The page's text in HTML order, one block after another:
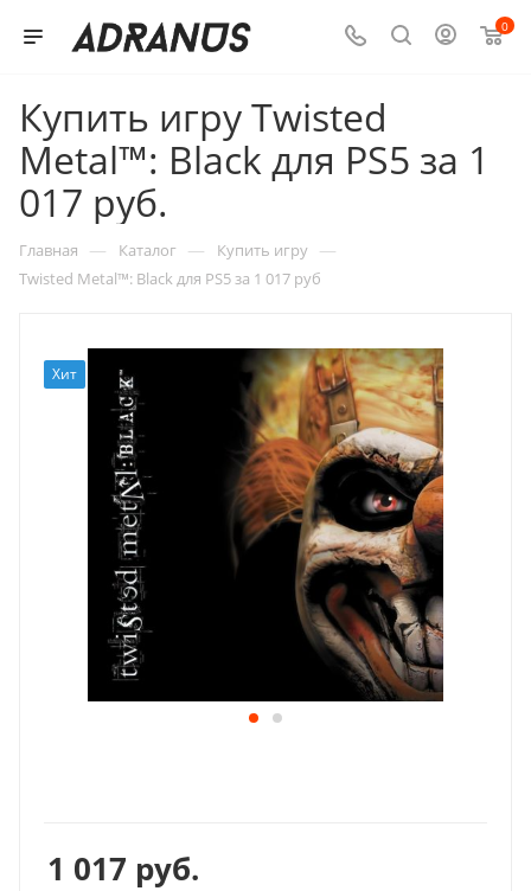
0
Купить игру Twisted
Metal™: Black для PS5 за 1
017 руб.
Главная — Каталог — Купить игру —
Twisted Metal™: Black для PS5 за 1 017 руб
Хит
1 017 руб.